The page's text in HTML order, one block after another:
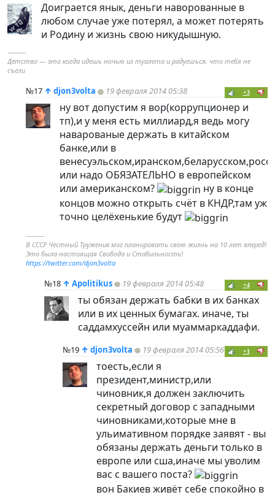
Доиграется янык, деньги наворованные в
любом случае уже потерял, а может потерять
и Родину и жизнь свою никудышную.
----------
Детство — это когда идешь ночью из туалета и радуешься, что тебя не
съели
№17 ↑ djon3volta 19 февраля 2014 05:38 +3
ну вот допустим я вор(коррупционер и
тп),и у меня есть миллиард,я ведь могу
наварованые держать в китайском
банке,или в
или надо ОБЯЗАТЕЛЬНО в европейском
или американском?
ну в конце
концов можно открыть счёт в КНДР,там уж
точно целёхенькие будут
----------
В СССР Честный Труженик мог планировать свою жизнь на 10 лет вперед!
Это была настоящая Свобода и Стабильность!
https://twitter.com/djon3volta
№18 ↑ Apolitikus 19 февраля 2014 05:48 +4
ты обязан держать бабки в их банках
или в их ценных бумагах. иначе, ты
саддамхуссейн или муаммаркаддафи.
№19 ↑ djon3volta 19 февраля 2014 05:56 +1
тоесть,если я
президент,министр,или
чиновник,я должен заключить
секретный договор с западными
чиновниками,которые мне в
ульимативном порядке заявят - вы
обязаны держать деньги только в
европе или сша,иначе мы уволим
вас с вашего поста?
вон Бакиев живёт себе спокойно в